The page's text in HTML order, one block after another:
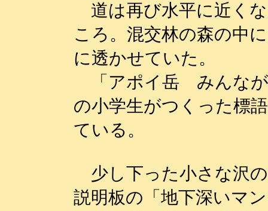
道は再び水平に近く
ころ。混交林の森の中
に透かせていた。
「アポイ岳 みんな
の小学生がつくった標
ている。
少し下った小さな沢
説明板の「地下深いマ